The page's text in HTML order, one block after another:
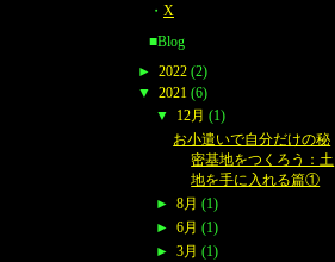
・ X
■Blog
► 2022 (2)
▼ 2021 (6)
▼
12月 (1)
お小遣いで自分だけの秘
密基地をつくろう：土
地を手に入れる篇①
► 8月 (1)
► 6月 (1)
► 3月 (1)